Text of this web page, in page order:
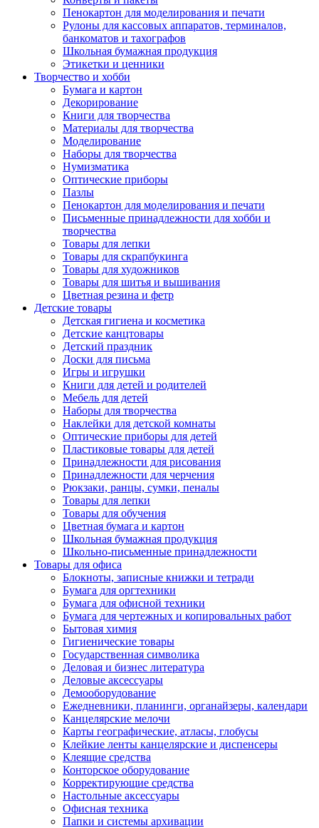
Пенокартон для моделирования и печати
Рулоны для кассовых аппаратов, терминалов,
банкоматов и тахографов
Школьная бумажная продукция
Этикетки и ценники
Творчество и хобби
Бумага и картон
Декорирование
Книги для творчества
Материалы для творчества
Моделирование
Наборы для творчества
Нумизматика
Оптические приборы
Пазлы
Пенокартон для моделирования и печати
Письменные принадлежности для хобби и
творчества
Товары для лепки
Товары для скрапбукинга
Товары для художников
Товары для шитья и вышивания
Цветная резина и фетр
Детские товары
Детская гигиена и косметика
Детские канцтовары
Детский праздник
Доски для письма
Игры и игрушки
Книги для детей и родителей
Мебель для детей
Наборы для творчества
Наклейки для детской комнаты
Оптические приборы для детей
Пластиковые товары для детей
Принадлежности для рисования
Принадлежности для черчения
Рюкзаки, ранцы, сумки, пеналы
Товары для лепки
Товары для обучения
Цветная бумага и картон
Школьная бумажная продукция
Школьно-письменные принадлежности
Товары для офиса
Блокноты, записные книжки и тетради
Бумага для оргтехники
Бумага для офисной техники
Бумага для чертежных и копировальных работ
Бытовая химия
Гигиенические товары
Государственная символика
Деловая и бизнес литература
Деловые аксессуары
Демооборудование
Ежедневники, планинги, органайзеры, календари
Канцелярские мелочи
Карты географические, атласы, глобусы
Клейкие ленты канцелярские и диспенсеры
Клеящие средства
Конторское оборудование
Корректирующие средства
Настольные аксессуары
Офисная техника
Папки и системы архивации